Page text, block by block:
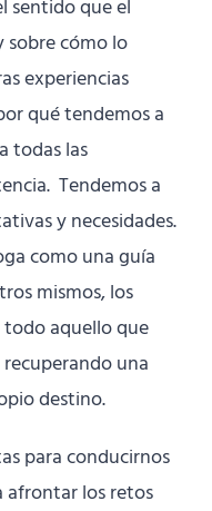
sentido que el
sobre cómo lo
experiencias
qué tendemos a
todas las
Tendemos a
y necesidades.
como una guía
mismos, los
aquello que
una
destino.
para conducirnos
afrontar los retos